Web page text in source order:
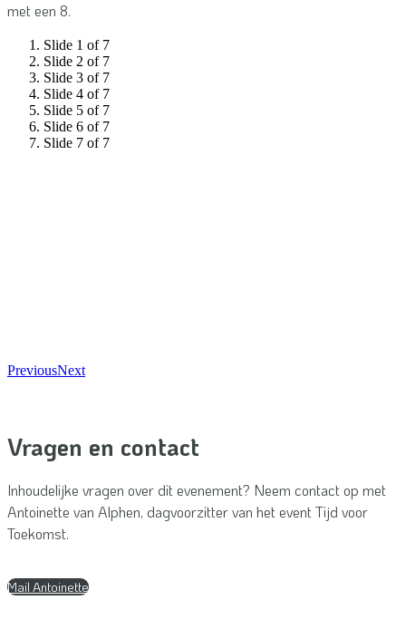
met een 8.
Slide 1 of 7
Slide 2 of 7
Slide 3 of 7
Slide 4 of 7
Slide 5 of 7
Slide 6 of 7
Slide 7 of 7
PreviousNext
Vragen en contact
Inhoudelijke vragen over dit evenement? Neem contact op met
Antoinette van Alphen, dagvoorzitter van het event Tijd voor
Toekomst.
Mail Antoinette